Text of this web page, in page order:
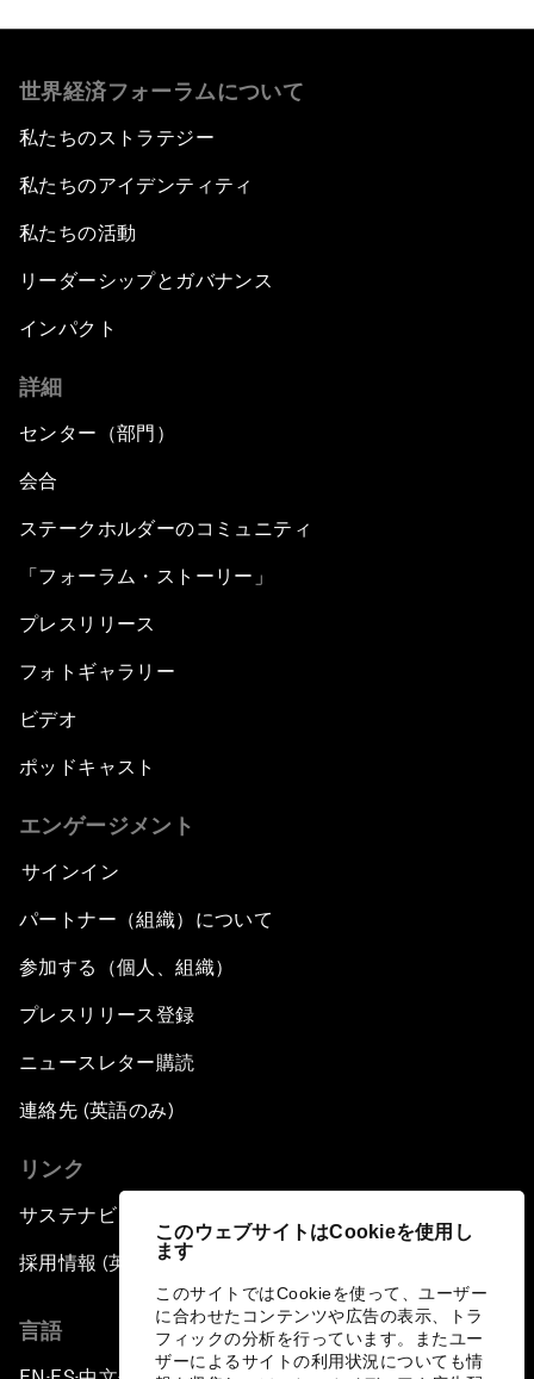
このウェブサイトはCookieを使用し
ます
このサイトではCookieを使って、ユーザー
に合わせたコンテンツや広告の表示、トラ
フィックの分析を行っています。またユー
ザーによるサイトの利用状況についても情
世界経済フォーラムについて
私たちのストラテジー
私たちのアイデンティティ
私たちの活動
リーダーシップとガバナンス
インパクト
詳細
センター（部門）
会合
ステークホルダーのコミュニティ
「フォーラム・ストーリー」
プレスリリース
フォトギャラリー
ビデオ
ポッドキャスト
エンゲージメント
サインイン
パートナー（組織）について
参加する（個人、組織）
プレスリリース登録
ニュースレター購読
連絡先 (英語のみ)
リンク
サステナビリティへの取り組み
採用情報 (英語のみ)
言語